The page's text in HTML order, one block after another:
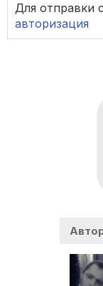
Для отправки
авторизация